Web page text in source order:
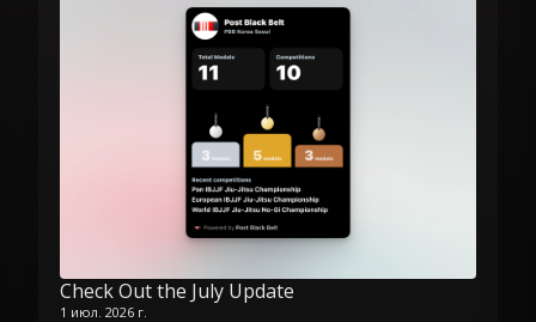
Check Out the July Update
1 июл. 2026 г.